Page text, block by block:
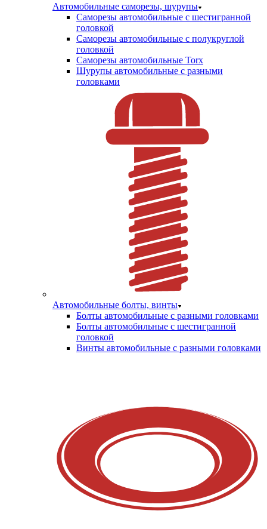
Автомобильные саморезы, шурупы
Саморезы автомобильные с шестигранной
головкой
Саморезы автомобильные с полукруглой
головкой
Саморезы автомобильные Torx
Шурупы автомобильные с разными
головками
Автомобильные болты, винты
Болты автомобильные с разными головками
Болты автомобильные с шестигранной
головкой
Винты автомобильные с разными головками